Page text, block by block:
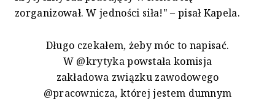
zorganizował. W jedności siła!" – pisał Kapela.
Długo czekałem, żeby móc to napisać.
W @krytykapowstała komisja
zakładowa związku zawodowego
@pracownicza, której jestem dumnym